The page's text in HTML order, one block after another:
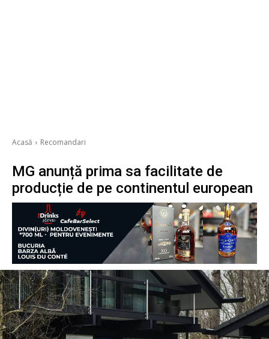
Acasă Recomandari
MG anunță prima sa facilitate de
producție de pe continentul european